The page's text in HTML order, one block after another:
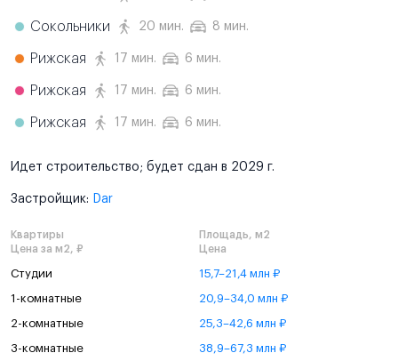
Сокольники 20 мин. 8 мин.
Рижская 17 мин. 6 мин.
Рижская 17 мин. 6 мин.
Рижская 17 мин. 6 мин.
Идет строительство; будет сдан в 2029 г.
Застройщик: Dar
Квартиры
Площадь, м2
Цена за м2, ₽
Цена
Студии 15,7–21,4 млн ₽
1-комнатные 20,9–34,0 млн ₽
2-комнатные 25,3–42,6 млн ₽
3-комнатные 38,9–67,3 млн ₽